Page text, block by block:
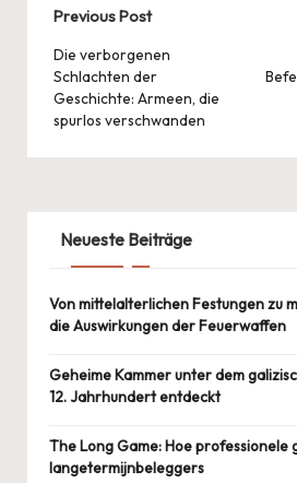
Post
navigation
Previous Post
Die verborgenen
Schlachten der
Geschichte: Armeen, die
spurlos verschwanden
Neueste Beiträge
Von mittelalterlichen Festungen zu
die Auswirkungen der Feuerwaffen
Geheime Kammer unter dem
12. Jahrhundert entdeckt
The Long Game: Hoe professionele
langetermijnbeleggers